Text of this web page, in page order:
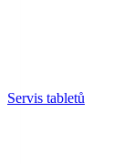
Servis tabletů